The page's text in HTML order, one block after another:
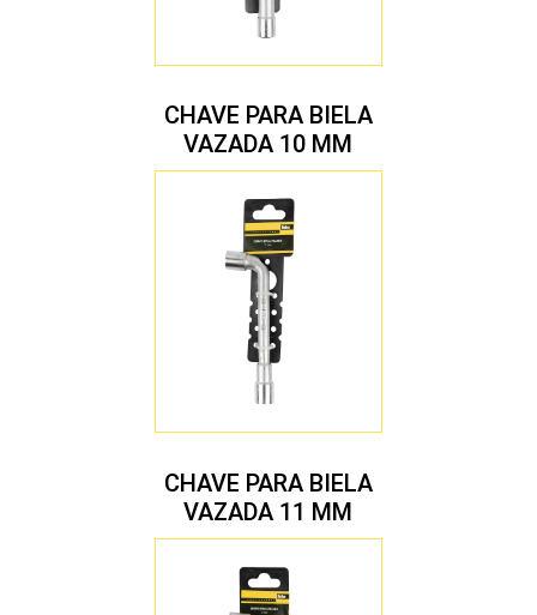
CHAVE PARA BIELA
VAZADA 10 MM
CHAVE PARA BIELA
VAZADA 11 MM